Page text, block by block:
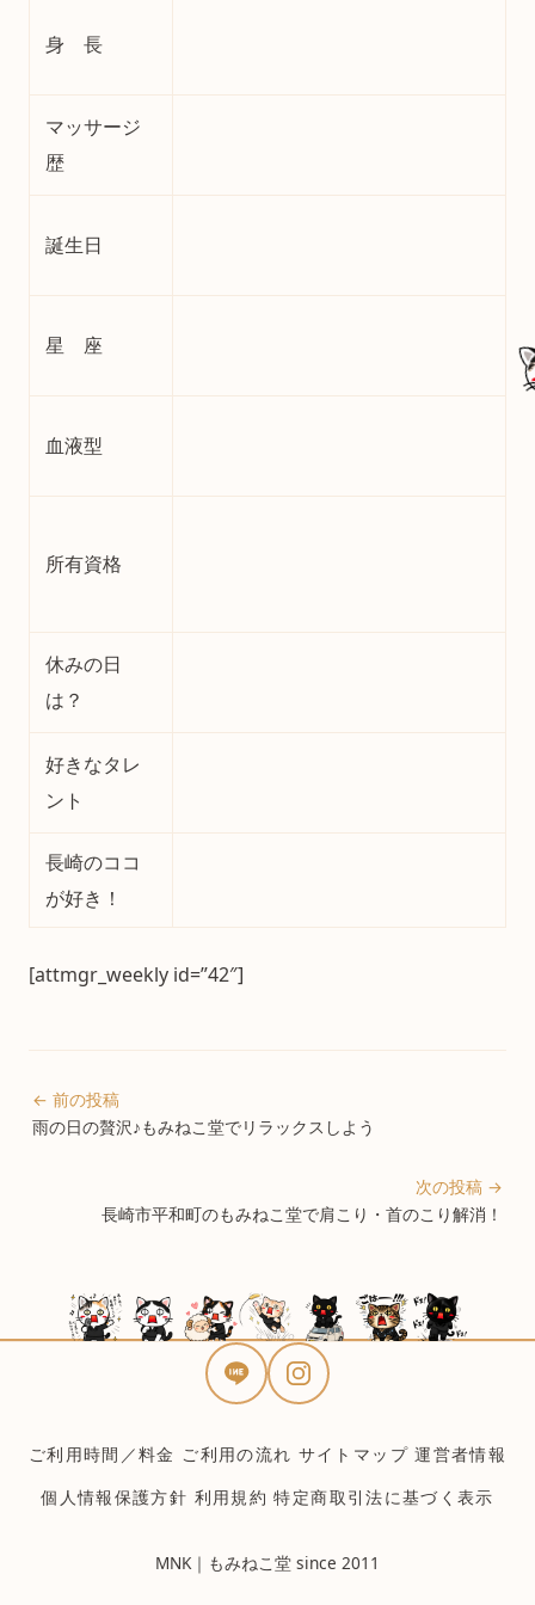
身 長
マッサージ
歴
誕生日
星 座
血液型
所有資格
休みの日
は？
好きなタレ
ント
長崎のココ
が好き！
[attmgr_weekly id=”42″]
← 前の投稿
雨の日の贅沢♪もみねこ堂でリラックスしよう
次の投稿 →
長崎市平和町のもみねこ堂で肩こり・首のこり解消！
ご利用時間／料金 ご利用の流れ サイトマップ 運営者情報
個人情報保護方針 利用規約 特定商取引法に基づく表示
MNK｜もみねこ堂 since 2011